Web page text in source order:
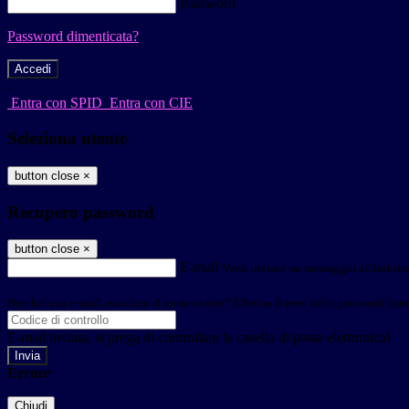
Password
Password dimenticata?
-
Entra con SPID Entra con CIE
Seleziona utente
button close ×
Recupero password
button close ×
E-mail Verrà inviato un messaggio
Non hai una e-mail associata al nome utente? Effettua il reset della password
E-mail inviata, si prega di controllare la casella di posta elettronica!
Errore
Chiudi